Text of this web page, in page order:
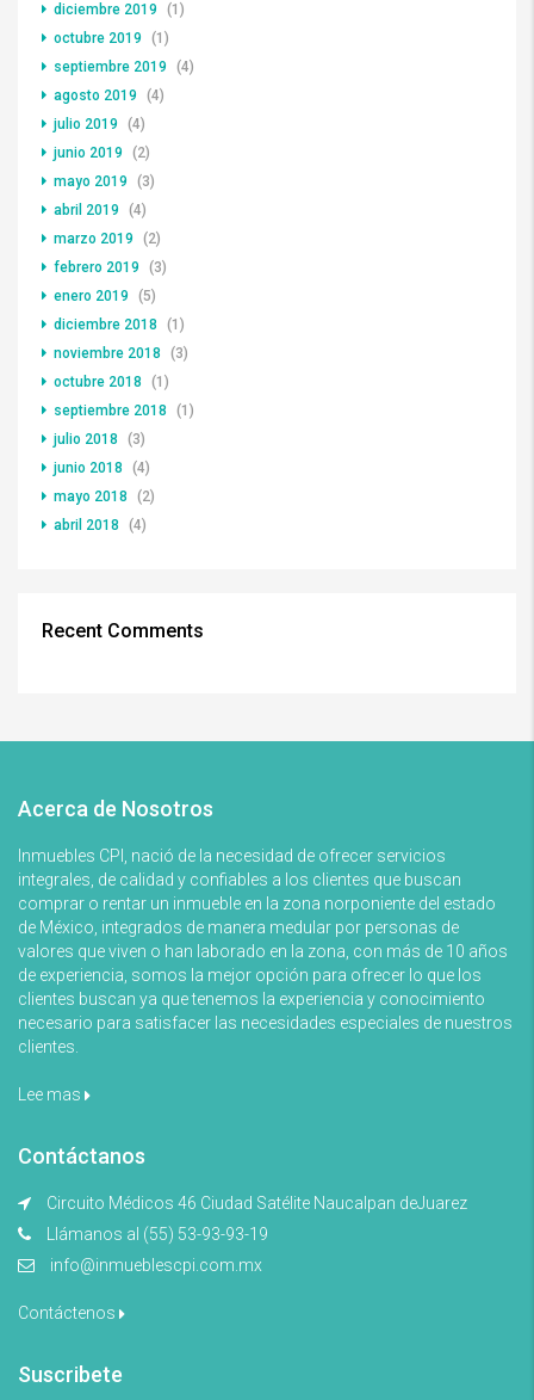
diciembre 2019
(1)
octubre 2019
(1)
septiembre 2019
(4)
agosto 2019
(4)
julio 2019
(4)
junio 2019
(2)
mayo 2019
(3)
abril 2019
(4)
marzo 2019
(2)
febrero 2019
(3)
enero 2019
(5)
diciembre 2018
(1)
noviembre 2018
(3)
octubre 2018
(1)
septiembre 2018
(1)
julio 2018
(3)
junio 2018
(4)
mayo 2018
(2)
abril 2018
(4)
Recent Comments
Acerca de Nosotros
Inmuebles CPI, nació de la necesidad de ofrecer servicios
integrales, de calidad y confiables a los clientes que buscan
comprar o rentar un inmueble en la zona norponiente del estado
de México, integrados de manera medular por personas de
valores que viven o han laborado en la zona, con más de 10 años
de experiencia, somos la mejor opción para ofrecer lo que los
clientes buscan ya que tenemos la experiencia y conocimiento
necesario para satisfacer las necesidades especiales de nuestros
clientes.
Lee mas
Contáctanos
Circuito Médicos 46 Ciudad Satélite Naucalpan deJuarez
Llámanos al (55) 53-93-93-19
info@inmueblescpi.com.mx
Contáctenos
Suscribete